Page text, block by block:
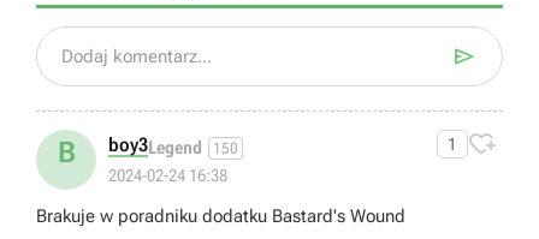
Dodaj komentarz... 
B boy3Legend 150
2024-02-24 16:38
1 
Brakuje w poradniku dodatku Bastard's Wound